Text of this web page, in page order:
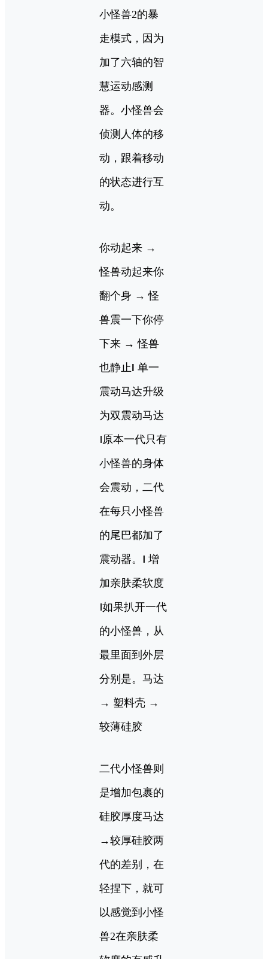
小怪兽2的暴
走模式，因为
加了六轴的智
慧运动感测
器。小怪兽会
侦测人体的移
动，跟着移动
的状态进行互
动。
你动起来 →
怪兽动起来你
翻个身 → 怪
兽震一下你停
下来 → 怪兽
也静止‖ 单一
震动马达升级
为双震动马达
‖原本一代只有
小怪兽的身体
会震动，二代
在每只小怪兽
的尾巴都加了
震动器。‖ 增
加亲肤柔软度
‖如果扒开一代
的小怪兽，从
最里面到外层
分别是。马达
→ 塑料壳 →
较薄硅胶
二代小怪兽则
是增加包裹的
硅胶厚度马达
→较厚硅胶两
代的差别，在
轻捏下，就可
以感觉到小怪
兽2在亲肤柔